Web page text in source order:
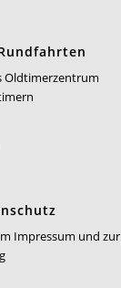
Oldtimerzentrum
Impressum und zur